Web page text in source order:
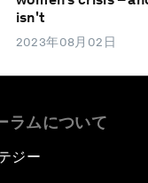
isn't
2023年08月02日
ラムについて
ジー